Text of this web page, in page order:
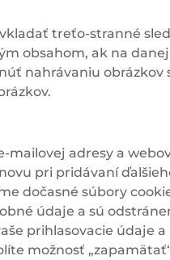
treťo-stranné
obsahom, ak na
nahrávaniu obrázkov
adresy a
pri pridávaní
dočasné súbory
údaje a sú
prihlasovacie údaje a
možnosť